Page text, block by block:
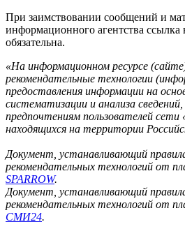
При заимствовании сообщений и
информационного агентства ссылка
обязательна.
«На информационном ресурсе
рекомендательные технологии
предоставления информации на
систематизации и анализа
предпочтениям пользователей
находящихся на территории
Документ, устанавливающий
рекомендательных технологий от
SPARROW.
Документ, устанавливающий
рекомендательных технологий от
СМИ24.